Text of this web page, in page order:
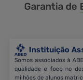
Garantia de
Instituição
Somos associados à
qualidade e foco no
milhões de alunos